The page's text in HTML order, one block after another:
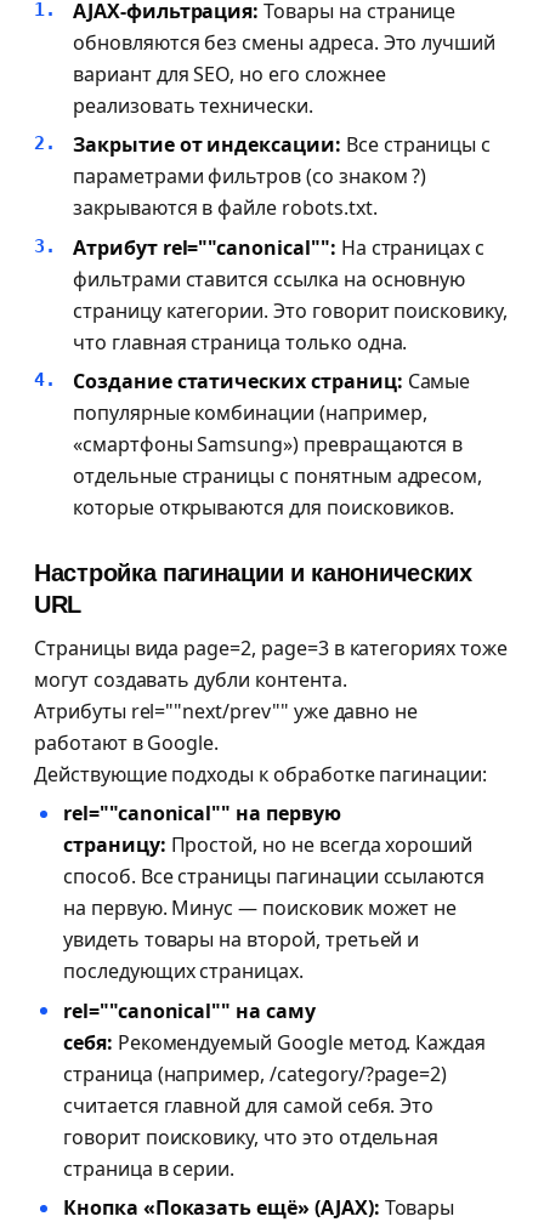
AJAX-фильтрация: Товары на странице
обновляются без смены адреса. Это лучший
вариант для SEO, но его сложнее
реализовать технически.
Закрытие от индексации: Все страницы с
параметрами фильтров (со знаком ?)
закрываются в файле robots.txt.
Атрибут rel=""canonical"": На страницах с
фильтрами ставится ссылка на основную
страницу категории. Это говорит поисковику,
что главная страница только одна.
Создание статических страниц: Самые
популярные комбинации (например,
«смартфоны Samsung») превращаются в
отдельные страницы с понятным адресом,
которые открываются для поисковиков.
Настройка пагинации и канонических
URL
Страницы вида page=2, page=3 в категориях тоже
могут создавать дубли контента.
Атрибуты rel=""next/prev"" уже давно не
работают в Google.
Действующие подходы к обработке пагинации:
rel=""canonical"" на первую
страницу: Простой, но не всегда хороший
способ. Все страницы пагинации ссылаются
на первую. Минус — поисковик может не
увидеть товары на второй, третьей и
последующих страницах.
rel=""canonical"" на саму
себя: Рекомендуемый Google метод. Каждая
страница (например, /category/?page=2)
считается главной для самой себя. Это
говорит поисковику, что это отдельная
страница в серии.
Кнопка «Показать ещё» (AJAX): Товары